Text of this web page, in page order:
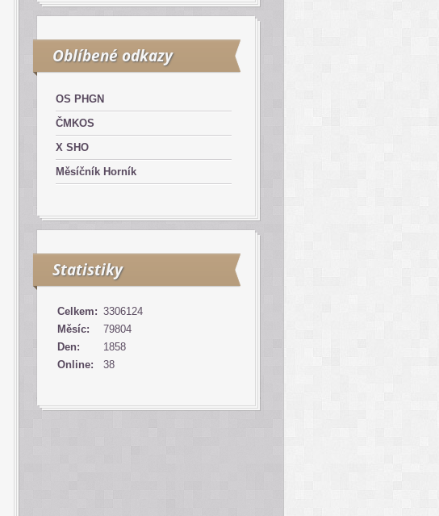
Oblíbené odkazy
OS PHGN
ČMKOS
X SHO
Měsíčník Horník
Statistiky
Online: 38
Celkem: 3306124
Měsíc:
79804
Den:
1858